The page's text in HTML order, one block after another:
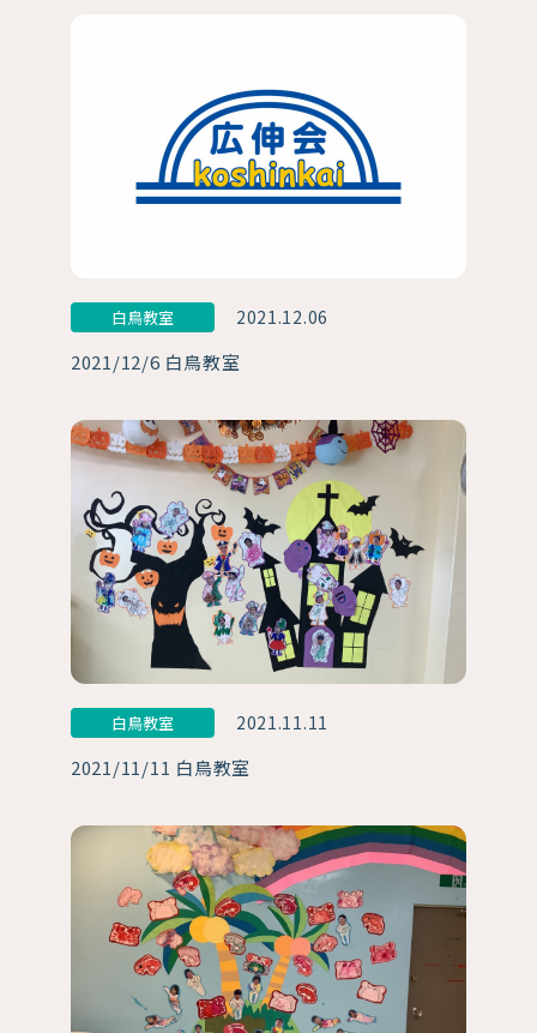
白鳥教室 2021.12.06
2021/12/6 白鳥教室
白鳥教室 2021.11.11
2021/11/11 白鳥教室